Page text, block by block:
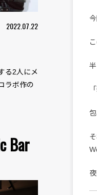
2022.07.22
る2人にメ
ラボ作の
Bar